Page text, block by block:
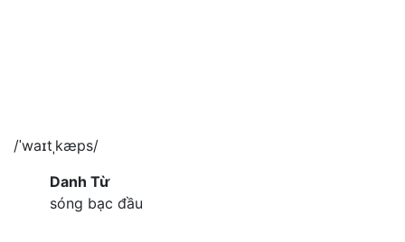
/ˈwaɪtˌkæps/
Danh Từ
sóng bạc đầu